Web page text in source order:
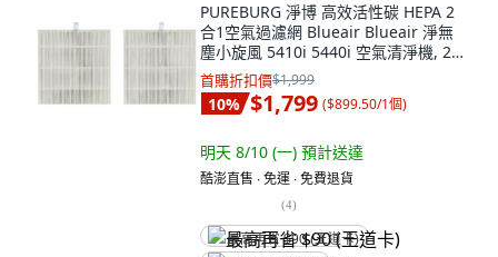
PUREBURG 淨博 高效活性碳 HEPA 2
合1空氣過濾網 Blueair Blueair 淨無
塵小旋風 5410i 5440i 空氣清淨機, 2
個, BA-5440-01
首購折扣價$1,999
10% $1,799 ($899.50/1個)
明天 8/10 (一) 預計送達
酷澎直售 ∙ 免運 ∙ 免費退貨
(4)
最高再省 $90 (王道卡)